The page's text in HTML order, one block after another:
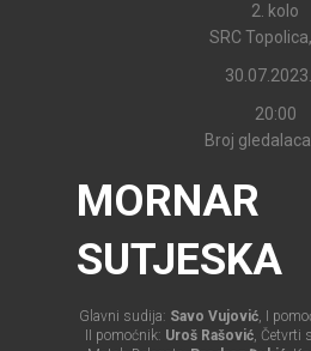
2. kolo
SRC
30.07.2023.
20:00
Broj
MORNAR
SUTJESKA
Glavni sudija: Savo Vujović, I
II pomoćnik: Uroš Rašović, Četvrti